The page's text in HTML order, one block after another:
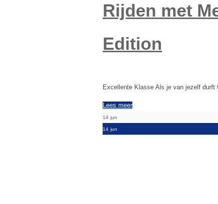
Rijden met
Edition
Excellente Klasse Als je van jezelf
Lees meer
14 jun
14 jun